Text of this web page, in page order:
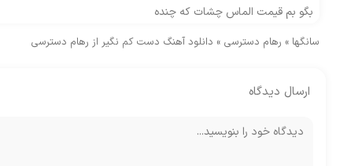
بگو بم قیمت الماس چشات که چنده
نزاری یوقت منه عاشقو روزی تنهاش
توقشنگ اومدی کَندی دلو آخه از جاش
سانگها » رهام دسترسی » دانلود آهنگ دست کم نگیر از رهام دسترسی
ارسال دیدگاه